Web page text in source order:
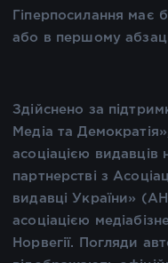
Гіперпосилання має
або в першому
Здійснено за
Медіа та
асоціацією
партнерстві з
видавці України»
асоціацією
Норвегії. Погляди